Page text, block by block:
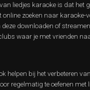
liedjes karaoke is dat het
online zoeken naar karaoke-
downloaden of
waar je met vrienden
helpen bij het verbeteren
regelmatig te oefenen met